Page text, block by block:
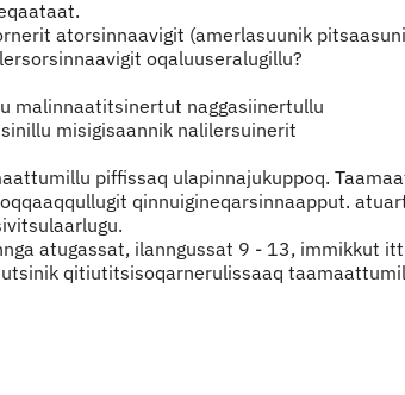
atorsinnaavigit (amerlasuunik
oqaluuseralugillu?
malinnaatitsinertut naggasiinertullu
misigisaannik nalilersuinerit
piffissaq ulapinnajukuppoq.
qinnuigineqarsinnaapput.
atugassat, ilanngussat 9 - 13, immikkut
qitiutitsisoqarnerulissaaq